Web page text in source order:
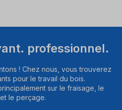
professionnel.
! Chez nous, vous trouverez
pour le travail du bois.
sur le fraisage, le
le perçage.